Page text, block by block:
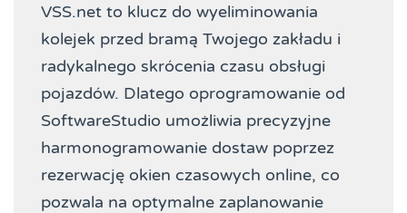
VSS.net to klucz do wyeliminowania
kolejek przed bramą Twojego zakładu i
radykalnego skrócenia czasu obsługi
pojazdów. Dlatego oprogramowanie od
SoftwareStudio umożliwia precyzyjne
harmonogramowanie dostaw poprzez
rezerwację okien czasowych online, co
pozwala na optymalne zaplanowanie